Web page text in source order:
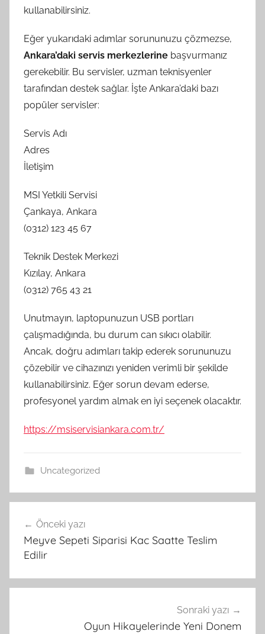
kullanabilirsiniz.
Eğer yukarıdaki adımlar sorununuzu çözmezse,
Ankara’daki servis merkezlerine başvurmanız
gerekebilir. Bu servisler, uzman teknisyenler
tarafından destek sağlar. İşte Ankara’daki bazı
popüler servisler:
Servis Adı
Adres
İletişim
MSI Yetkili Servisi
Çankaya, Ankara
(0312) 123 45 67
Teknik Destek Merkezi
Kızılay, Ankara
(0312) 765 43 21
Unutmayın, laptopunuzun USB portları
çalışmadığında, bu durum can sıkıcı olabilir.
Ancak, doğru adımları takip ederek sorununuzu
çözebilir ve cihazınızı yeniden verimli bir şekilde
kullanabilirsiniz. Eğer sorun devam ederse,
profesyonel yardım almak en iyi seçenek olacaktır.
https://msiservisiankara.com.tr/
Uncategorized
gezinmesi
Önceki yazı
Meyve Sepeti Siparisi Kac Saatte Teslim
Edilir
Sonraki yazı
Oyun Hikayelerinde Yeni Donem